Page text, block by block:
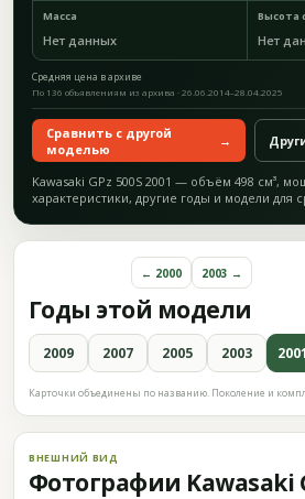
Масса
Нет данных
Высота
Нет
Средняя цена в архиве
По 136 объявлениям из архива · 26.06.2014–28.04.2025
Сравнить с другой
моделью
→
Kawasaki GPz 500S 2001 — объём 498 см³,
характеристики, другие годы и модели для
Годы этой модели
← 2000 2003 →
2009 2007 2005 2003 2001
Карточки объединены по названию. Поколение и
ВНЕШНИЙ ВИД
Фотографии Kawasaki